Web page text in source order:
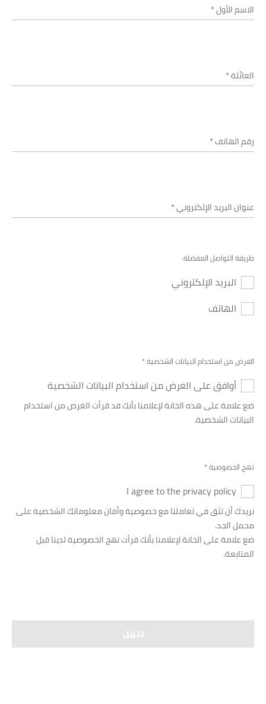
الاسم الأول*
العائلة*
رقم الهاتف*
عنوان البريد الإلكتروني*
طريقة التواصل المفضلة:
البريد الإلكتروني
الهاتف
الغرض من استخدام البيانات الشخصية*
أوافق على الغرض من استخدام البيانات الشخصية
ضع علامة على هذه الخانة لإعلامنا بأنك قد قرأت الغرض من استخدام
البيانات الشخصية.
نهج الخصوصية*
I agree to the privacy policy
نريدك أن تثق في تعاملنا مع خصوصية وأمان معلوماتك الشخصية على
محمل الجد.
ضع علامة على الخانة لإعلامنا بأنك قرأت نهج الخصوصية لدينا قبل
المتابعة.
تنزيل